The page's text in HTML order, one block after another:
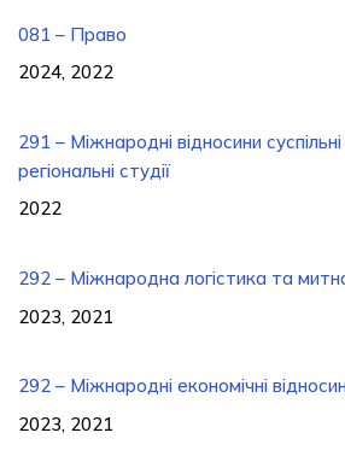
081 – Право
2024, 2022
291 – Міжнародні відносини
регіональні студії
2022
292 – Міжнародна логістика та
2023, 2021
292 – Міжнародні економічні
2023, 2021